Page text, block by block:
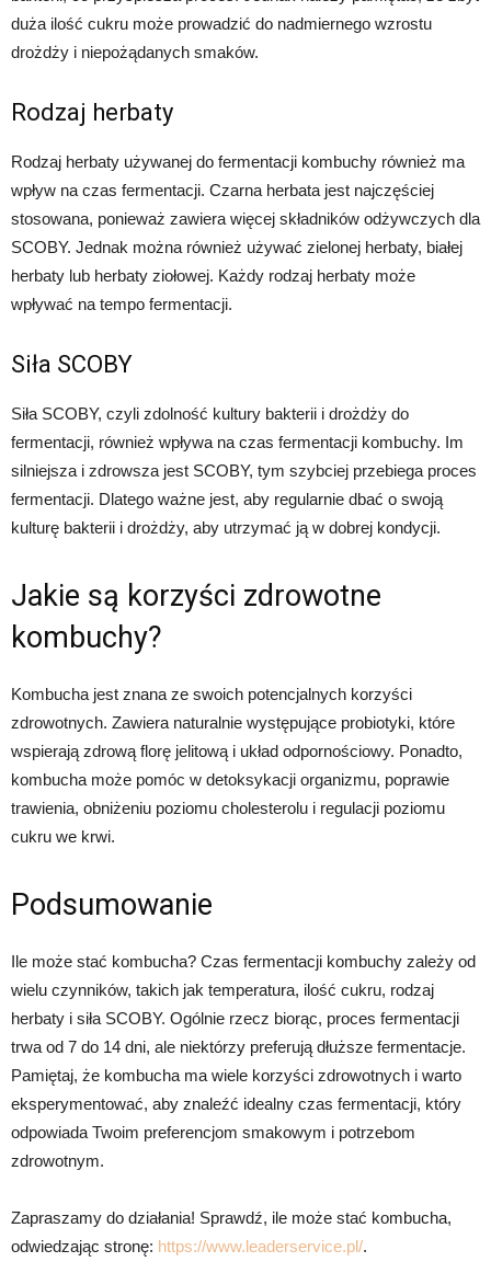
duża ilość cukru może prowadzić do nadmiernego wzrostu
drożdży i niepożądanych smaków.
Rodzaj herbaty
Rodzaj herbaty używanej do fermentacji kombuchy również ma
wpływ na czas fermentacji. Czarna herbata jest najczęściej
stosowana, ponieważ zawiera więcej składników odżywczych dla
SCOBY. Jednak można również używać zielonej herbaty, białej
herbaty lub herbaty ziołowej. Każdy rodzaj herbaty może
wpływać na tempo fermentacji.
Siła SCOBY
Siła SCOBY, czyli zdolność kultury bakterii i drożdży do
fermentacji, również wpływa na czas fermentacji kombuchy. Im
silniejsza i zdrowsza jest SCOBY, tym szybciej przebiega proces
fermentacji. Dlatego ważne jest, aby regularnie dbać o swoją
kulturę bakterii i drożdży, aby utrzymać ją w dobrej kondycji.
Jakie są korzyści zdrowotne
kombuchy?
Kombucha jest znana ze swoich potencjalnych korzyści
zdrowotnych. Zawiera naturalnie występujące probiotyki, które
wspierają zdrową florę jelitową i układ odpornościowy. Ponadto,
kombucha może pomóc w detoksykacji organizmu, poprawie
trawienia, obniżeniu poziomu cholesterolu i regulacji poziomu
cukru we krwi.
Podsumowanie
Ile może stać kombucha? Czas fermentacji kombuchy zależy od
wielu czynników, takich jak temperatura, ilość cukru, rodzaj
herbaty i siła SCOBY. Ogólnie rzecz biorąc, proces fermentacji
trwa od 7 do 14 dni, ale niektórzy preferują dłuższe fermentacje.
Pamiętaj, że kombucha ma wiele korzyści zdrowotnych i warto
eksperymentować, aby znaleźć idealny czas fermentacji, który
odpowiada Twoim preferencjom smakowym i potrzebom
zdrowotnym.
Zapraszamy do działania! Sprawdź, ile może stać kombucha,
odwiedzając stronę: https://www.leaderservice.pl/.